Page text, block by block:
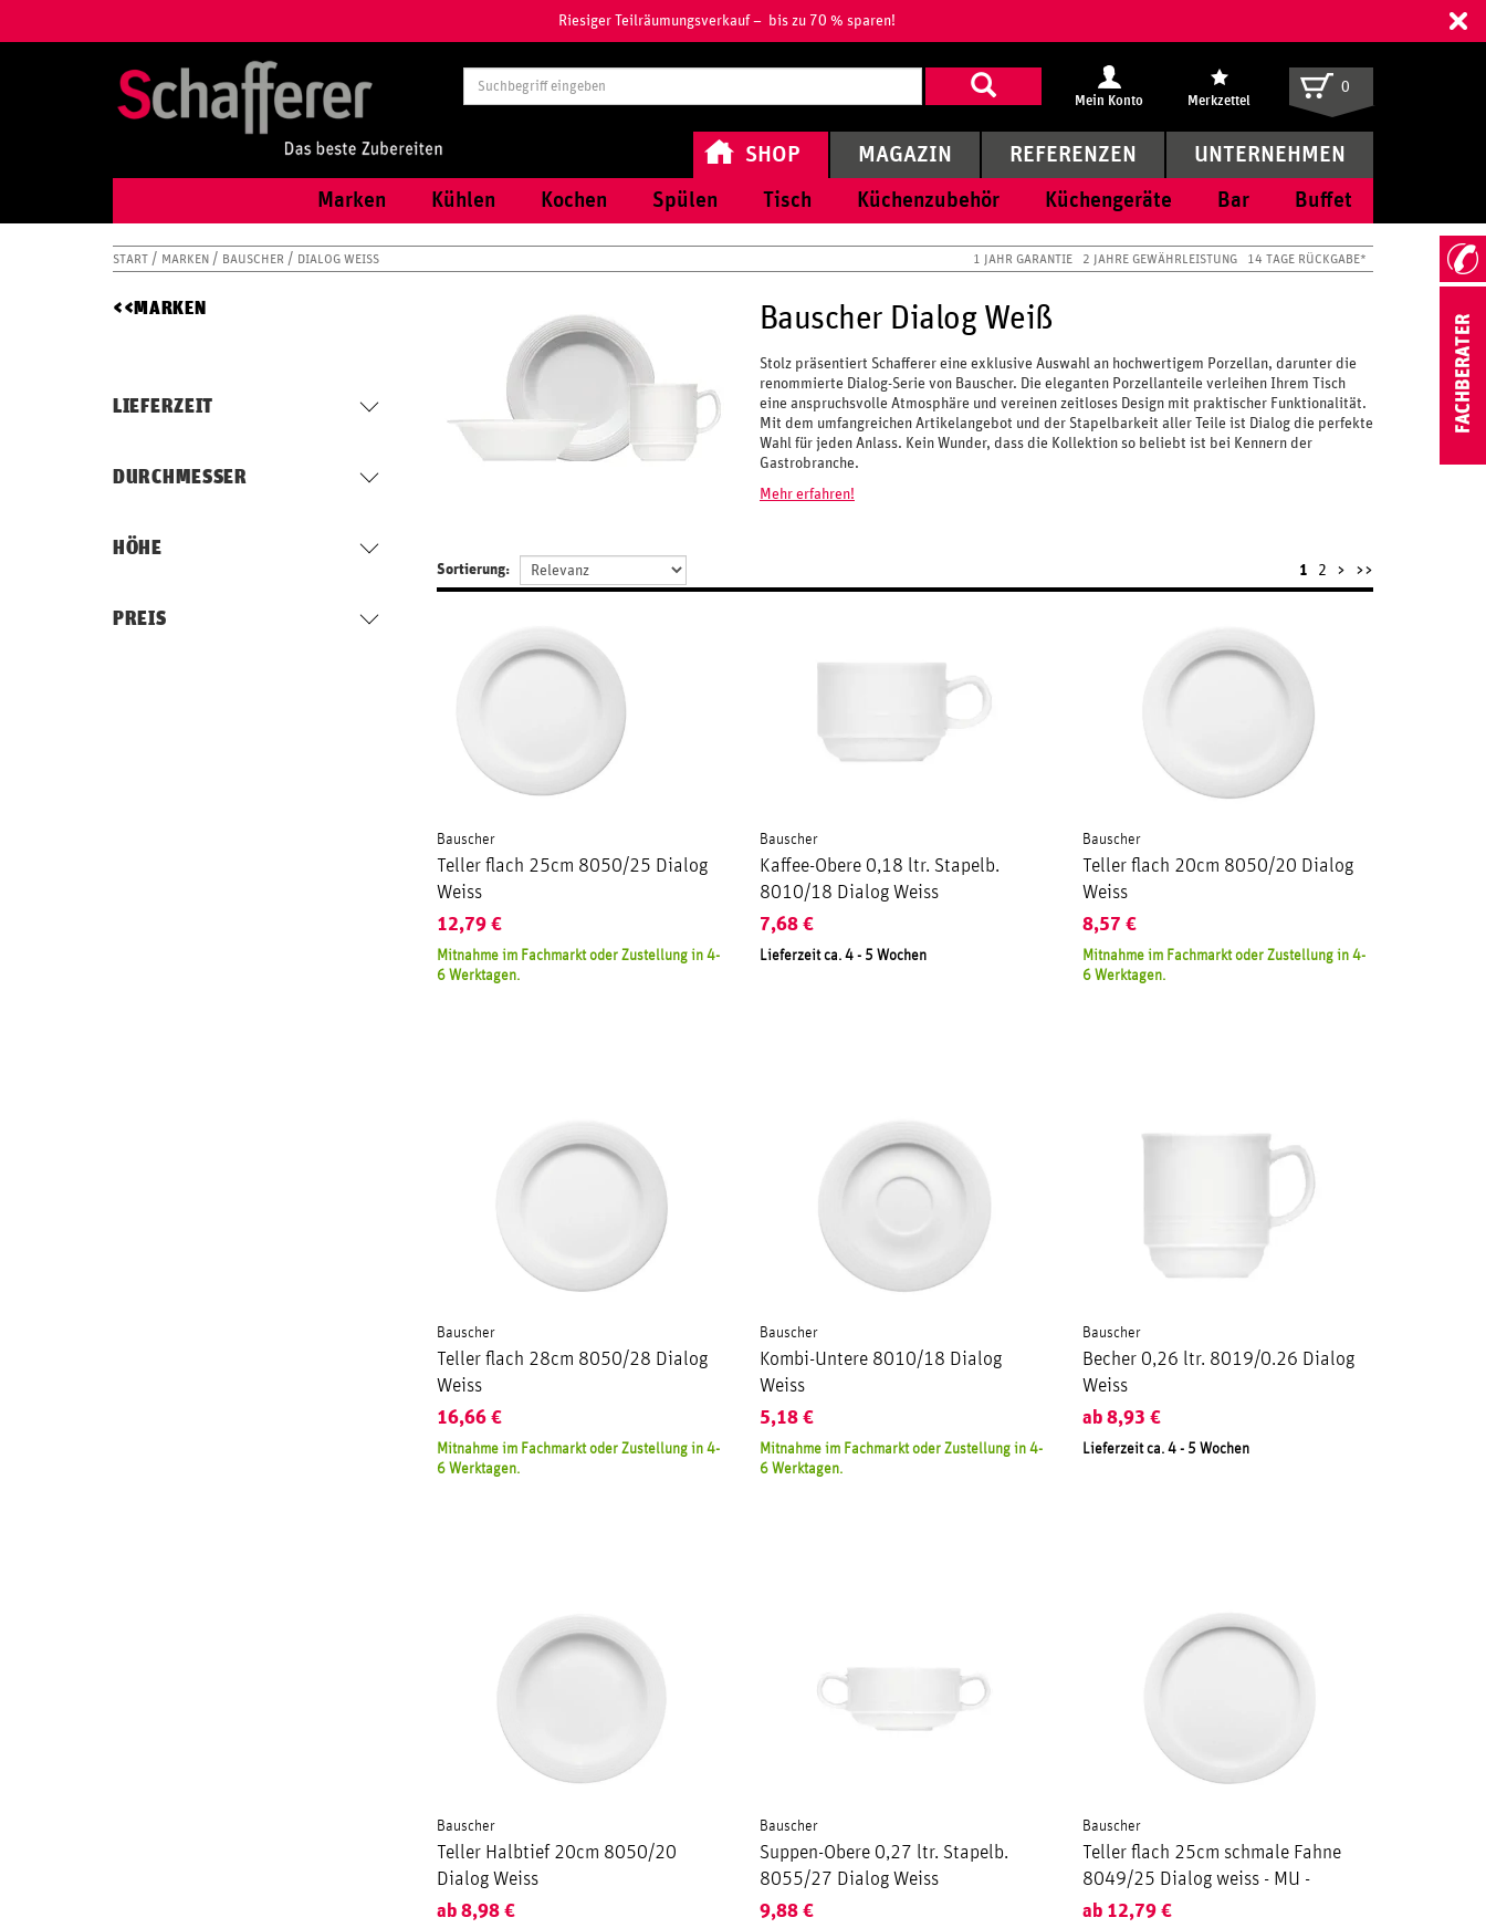
Riesiger Teilräumungsverkauf – bis zu 70 % sparen!
Suchbegriff
eingeben
Mein Konto Merkzettel
0
SHOP
Marken Kühlen Kochen Spülen Tisch Küchenzubehör Küchengeräte Bar Buffet
MAGAZIN REFERENZEN UNTERNEHMEN
START MARKEN BAUSCHER DIALOG WEISS 1 JAHR GARANTIE 2 JAHRE GEWÄHRLEISTUNG 14 TAGE RÜCKGABE*
MARKEN
LIEFERZEIT
DURCHMESSER
HÖHE
PREIS
Bauscher Dialog Weiß
Stolz präsentiert Schafferer eine exklusive Auswahl an hochwertigem Porzellan, darunter die
renommierte Dialog-Serie von Bauscher. Die eleganten Porzellanteile verleihen Ihrem Tisch
eine anspruchsvolle Atmosphäre und vereinen zeitloses Design mit praktischer Funktionalität.
Mit dem umfangreichen Artikelangebot und der Stapelbarkeit aller Teile ist Dialog die perfekte
Wahl für jeden Anlass. Kein Wunder, dass die Kollektion so beliebt ist bei Kennern der
Gastrobranche.
Mehr erfahren!
Sortierung: 1 2 > >>
Bauscher
Teller flach 25cm 8050/25 Dialog
Weiss
12,79 €
Mitnahme im Fachmarkt oder Zustellung in 4-
6 Werktagen.
Bauscher
Kaffee-Obere 0,18 ltr. Stapelb.
8010/18 Dialog Weiss
7,68 €
Lieferzeit ca. 4 - 5 Wochen
Bauscher
Teller flach 20cm 8050/20 Dialog
Weiss
8,57 €
Mitnahme im Fachmarkt oder Zustellung in 4-
6 Werktagen.
Bauscher
Teller flach 28cm 8050/28 Dialog
Weiss
16,66 €
Mitnahme im Fachmarkt oder Zustellung in 4-
6 Werktagen.
Bauscher
Kombi-Untere 8010/18 Dialog
Weiss
5,18 €
Mitnahme im Fachmarkt oder Zustellung in 4-
6 Werktagen.
Bauscher
Becher 0,26 ltr. 8019/0.26 Dialog
Weiss
ab8,93 €
Lieferzeit ca. 4 - 5 Wochen
Bauscher
Teller Halbtief 20cm 8050/20
Dialog Weiss
ab 8,98 €
Bauscher
Suppen-Obere 0,27 ltr. Stapelb.
8055/27 Dialog Weiss
9,88 €
Bauscher
Teller flach 25cm schmale Fahne
8049/25 Dialog weiss - MU -
ab 12,79 €